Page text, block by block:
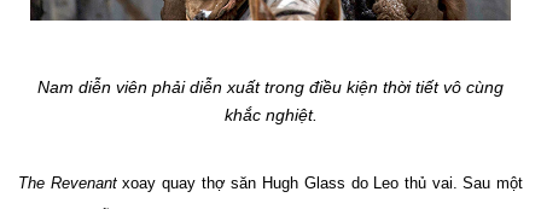
Nam diễn viên phải diễn xuất trong điều kiện thời tiết vô cùng
khắc nghiệt.
The Revenantxoay quay thợ săn Hugh Glass do Leo thủ vai. Sau một